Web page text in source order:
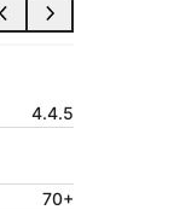
4.4.5
70+